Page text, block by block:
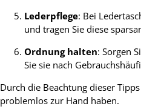
Lederpflege: Bei
und tragen Sie diese
Ordnung halten: Sorgen
Sie sie nach
Durch die Beachtung dieser
problemlos zur Hand haben.